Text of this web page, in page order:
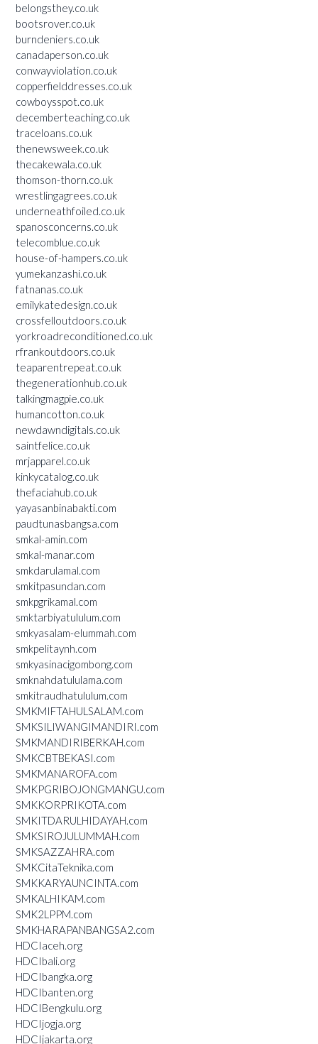
belongsthey.co.uk
bootsrover.co.uk
burndeniers.co.uk
canadaperson.co.uk
conwayviolation.co.uk
copperfielddresses.co.uk
cowboysspot.co.uk
decemberteaching.co.uk
traceloans.co.uk
thenewsweek.co.uk
thecakewala.co.uk
thomson-thorn.co.uk
wrestlingagrees.co.uk
underneathfoiled.co.uk
spanosconcerns.co.uk
telecomblue.co.uk
house-of-hampers.co.uk
yumekanzashi.co.uk
fatnanas.co.uk
emilykatedesign.co.uk
crossfelloutdoors.co.uk
yorkroadreconditioned.co.uk
rfrankoutdoors.co.uk
teaparentrepeat.co.uk
thegenerationhub.co.uk
talkingmagpie.co.uk
humancotton.co.uk
newdawndigitals.co.uk
saintfelice.co.uk
mrjapparel.co.uk
kinkycatalog.co.uk
thefaciahub.co.uk
yayasanbinabakti.com
paudtunasbangsa.com
smkal-amin.com
smkal-manar.com
smkdarulamal.com
smkitpasundan.com
smkpgrikamal.com
smktarbiyatululum.com
smkyasalam-elummah.com
smkpelitaynh.com
smkyasinacigombong.com
smknahdatululama.com
smkitraudhatululum.com
SMKMIFTAHULSALAM.com
SMKSILIWANGIMANDIRI.com
SMKMANDIRIBERKAH.com
SMKCBTBEKASI.com
SMKMANAROFA.com
SMKPGRIBOJONGMANGU.com
SMKKORPRIKOTA.com
SMKITDARULHIDAYAH.com
SMKSIROJULUMMAH.com
SMKSAZZAHRA.com
SMKCitaTeknika.com
SMKKARYAUNCINTA.com
SMKALHIKAM.com
SMK2LPPM.com
SMKHARAPANBANGSA2.com
HDCIaceh.org
HDCIbali.org
HDCIbangka.org
HDCIbanten.org
HDCIBengkulu.org
HDCIjogja.org
HDCIjakarta.org